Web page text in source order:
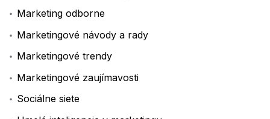
Marketing odborne
Marketingové návody a rady
Marketingové trendy
Marketingové zaujímavosti
Sociálne siete